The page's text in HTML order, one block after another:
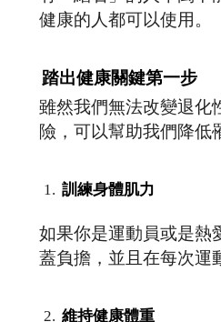
健康的人都可以使用。
踏出健康關鍵第一步
雖然我們無法改變退化
險，可以幫助我們降低
訓練身體肌力
如果你是運動員或是熱
蓋負擔，並且在每次運
維持健康體重